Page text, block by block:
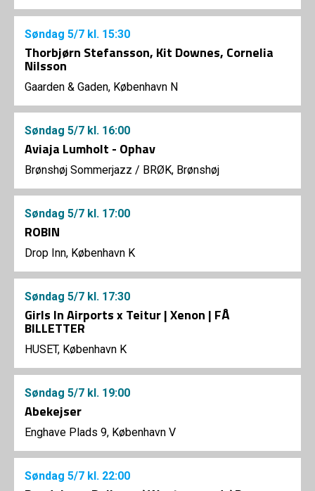
Søndag 5/7 kl. 15:30
Thorbjørn Stefansson, Kit Downes, Cornelia
Nilsson
Gaarden & Gaden, København N
Søndag 5/7 kl. 16:00
Aviaja Lumholt - Ophav
Brønshøj Sommerjazz / BRØK, Brønshøj
Søndag 5/7 kl. 17:00
ROBIN
Drop Inn, København K
Søndag 5/7 kl. 17:30
Girls In Airports x Teitur | Xenon | FÅ
BILLETTER
HUSET, København K
Søndag 5/7 kl. 19:00
Abekejser
Enghave Plads 9, København V
Søndag 5/7 kl. 22:00